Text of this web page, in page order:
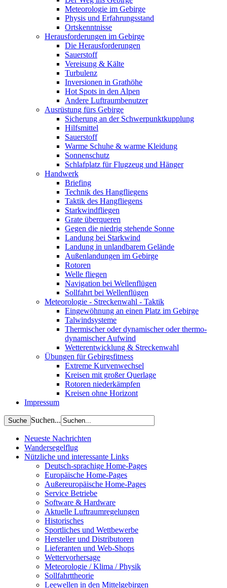
Meteorologie im Gebirge
Physis und Erfahrungsstand
Ortskenntnisse
Herausforderungen im Gebirge
Die Herausforderungen
Sauerstoff
Vereisung & Kälte
Turbulenz
Inversionen in Grathöhe
Hot Spots in den Alpen
Andere Luftraumbenutzer
Ausrüstung fürs Gebirge
Sicherung an der Schwerpunktkupplung
Hilfsmittel
Sauerstoff
Warme Schuhe & warme Kleidung
Sonnenschutz
Schlafplatz für Flugzeug und Hänger
Handwerk
Briefing
Technik des Hangfliegens
Taktik des Hangfliegens
Starkwindfliegen
Grate überqueren
Gegen die niedrig stehende Sonne
Landung bei Starkwind
Landung in unlandbarem Gelände
Außenlandungen im Gebirge
Rotoren
Welle fliegen
Navigation bei Wellenflügen
Sollfahrt bei Wellenflügen
Meteorologie - Streckenwahl - Taktik
Eingewöhnung an einen Platz im Gebirge
Talwindsysteme
Thermischer oder dynamischer oder thermo-
dynamischer Aufwind
Wetterentwicklung & Streckenwahl
Übungen für Gebirgsfitness
Extreme Kurvenwechsel
Kreisen mit großer Querlage
Rotoren niederkämpfen
Kreisen ohne Horizont
Impressum
Suchen...
Neueste Nachrichten
Wandersegelflug
Nützliche und interessante Links
Deutsch-sprachige Home-Pages
Europäische Home-Pages
Außereuropäische Home-Pages
Service Betriebe
Software & Hardware
Aktuelle Luftraumregelungen
Historisches
Sportliches und Wettbewerbe
Hersteller und Distributoren
Lieferanten und Web-Shops
Wettervorhersage
Meteorologie / Klima / Physik
Sollfahrttheorie
Leewellen in den Mittelgebirgen